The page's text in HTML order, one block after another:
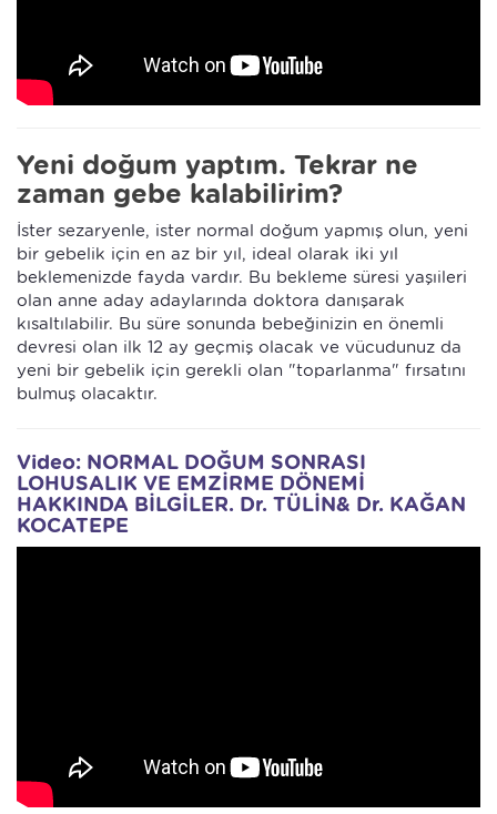
Yeni doğum yaptım. Tekrar ne
zaman gebe kalabilirim?
İster sezaryenle, ister normal doğum yapmış olun, yeni
bir gebelik için en az bir yıl, ideal olarak iki yıl
beklemenizde fayda vardır. Bu bekleme süresi yaşıileri
olan anne aday adaylarında doktora danışarak
kısaltılabilir. Bu süre sonunda bebeğinizin en önemli
devresi olan ilk 12 ay geçmiş olacak ve vücudunuz da
yeni bir gebelik için gerekli olan "toparlanma" fırsatını
bulmuş olacaktır.
Video: NORMAL DOĞUM SONRASI
LOHUSALIK VE EMZİRME DÖNEMİ
HAKKINDA BİLGİLER. Dr. TÜLİN& Dr. KAĞAN
KOCATEPE